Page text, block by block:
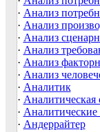
· Анализ
· Анализ
· Анализ
· Анализ
· Анализ
· Анализ
· Аналитик
· Аналитическая
· Аналитические
· Андеррайтер